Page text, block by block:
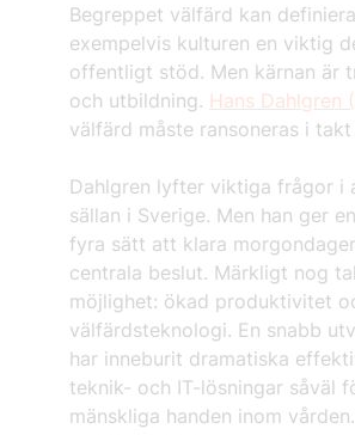
Begreppet välfärd kan
exempelvis kulturen en viktig
offentligt stöd. Men kärnan är
och utbildning. Hans Dahlgren
välfärd måste ransoneras i
Dahlgren lyfter viktiga frågor i
sällan i Sverige. Men han ger
fyra sätt att klara
centrala beslut. Märkligt nog
möjlighet: ökad produktivitet
välfärdsteknologi. En snabb
har inneburit dramatiska
teknik- och IT-lösningar såväl
mänskliga handen inom